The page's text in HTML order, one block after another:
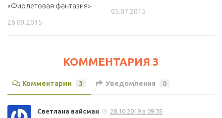
«Фиолетовая фантазия»
26.09.2015
05.07.2015
КОММЕНТАРИЯ 3
Комментарии 3 Уведомления 0
Светлана вайсман 28.10.2019 в 09:35